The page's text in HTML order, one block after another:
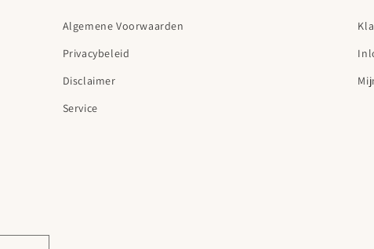
Algemene Voorwaarden
Privacybeleid
Disclaimer
Service